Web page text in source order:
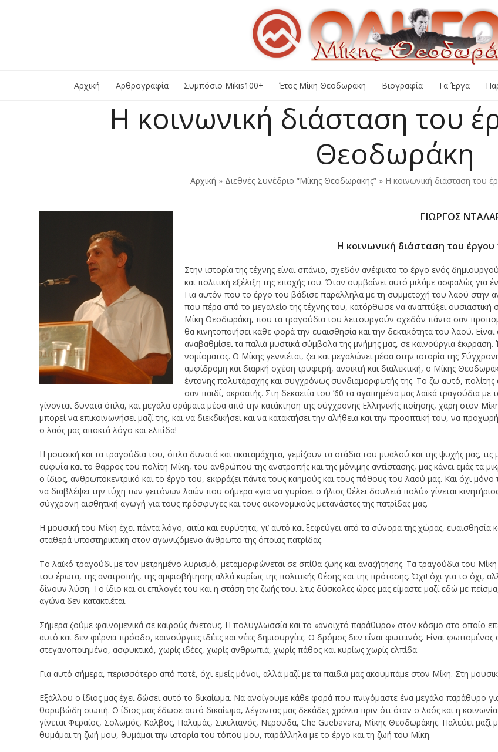
Αρχική Αρθρογραφία Συμπόσιο Mikis100+ Έτος Μίκη Θεοδωράκη Βιογραφία Τα Έργα
Η κοινωνική διάσταση του
Θεοδωράκη
Αρχική » Διεθνές Συνέδριο “Μίκης Θεοδωράκης” » Η κοινωνική διάσταση του
ΓΙΩΡΓΟΣ
Η κοινωνική διάσταση του
Στην ιστορία της τέχνης είναι σπάνιο, σχεδόν ανέφικτο το έργο ενός
και πολιτική εξέλιξη της εποχής του. Όταν συμβαίνει αυτό μιλάμε ασφαλώς για
Για αυτόν που το έργο του βάδισε παράλληλα με τη συμμετοχή του λαού στην
που πέρα από το μεγαλείο της τέχνης του, κατόρθωσε να αναπτύξει
Μίκη Θεοδωράκη, που τα τραγούδια του λειτουργούν σχεδόν πάντα σαν
θα κινητοποιήσει κάθε φορά την ευαισθησία και την δεκτικότητα του λαού.
αναβαθμίσει τα παλιά μυστικά σύμβολα της μνήμης μας, σε καινούργια
νομίσματος. Ο Μίκης γεννιέται, ζει και μεγαλώνει μέσα στην ιστορία της
αμφίδρομη και διαρκή σχέση τρυφερή, ανοικτή και διαλεκτική, ο Μίκης
έντονης πολυτάραχης και συγχρόνως συνδιαμορφωτής της. Το ζω αυτό,
σαν παιδί, ακροατής. Στη δεκαετία του ’60 τα αγαπημένα μας λαϊκά τραγούδια με
γίνονται δυνατά όπλα, και μεγάλα οράματα μέσα από την κατάκτηση της σύγχρονης Ελληνικής ποίησης, χάρη στον
μπορεί να επικοινωνήσει μαζί της, και να διεκδικήσει και να κατακτήσει την αλήθεια και την προοπτική του, να
ο λαός μας αποκτά λόγο και ελπίδα!
Η μουσική και τα τραγούδια του, όπλα δυνατά και ακαταμάχητα, γεμίζουν τα στάδια του μυαλού και της ψυχής μας,
ευφυΐα και το θάρρος του πολίτη Μίκη, του ανθρώπου της ανατροπής και της μόνιμης αντίστασης, μας κάνει εμάς τα
ο ίδιος, ανθρωποκεντρικό και το έργο του, εκφράζει πάντα τους καημούς και τους πόθους του λαού μας. Και όχι
να διαβλέψει την τύχη των γειτόνων λαών που σήμερα «για να γυρίσει ο ήλιος θέλει δουλειά πολύ» γίνεται
σύγχρονη αισθητική αγωγή για τους πρόσφυγες και τους οικονομικούς μετανάστες της πατρίδας μας.
Η μουσική του Μίκη έχει πάντα λόγο, αιτία και ευρύτητα, γι’ αυτό και ξεφεύγει από τα σύνορα της χώρας,
σταθερά υποστηρικτική στον αγωνιζόμενο άνθρωπο της όποιας πατρίδας.
Το λαϊκό τραγούδι με τον μετρημένο λυρισμό, μεταμορφώνεται σε σπίθα ζωής και αναζήτησης. Τα τραγούδια του Μίκη
του έρωτα, της ανατροπής, της αμφισβήτησης αλλά κυρίως της πολιτικής θέσης και της πρότασης. Όχι! όχι για το όχι,
δίνουν λύση. Το ίδιο και οι επιλογές του και η στάση της ζωής του. Στις δύσκολες ώρες μας είμαστε μαζί εδώ με
αγώνα δεν κατακτιέται.
Σήμερα ζούμε φαινομενικά σε καιρούς άνετους. Η πολυγλωσσία και το «ανοιχτό παράθυρο» στον κόσμο στο οποίο
αυτό και δεν φέρνει πρόοδο, καινούργιες ιδέες και νέες δημιουργίες. Ο δρόμος δεν είναι φωτεινός. Είναι
στεγανοποιημένο, ασφυκτικό, χωρίς ιδέες, χωρίς ανθρωπιά, χωρίς πάθος και κυρίως χωρίς ελπίδα.
Για αυτό σήμερα, περισσότερο από ποτέ, όχι εμείς μόνοι, αλλά μαζί με τα παιδιά μας ακουμπάμε στον Μίκη. Στη
Εξάλλου ο ίδιος μας έχει δώσει αυτό το δικαίωμα. Να ανοίγουμε κάθε φορά που πνιγόμαστε ένα μεγάλο παράθυρο
θορυβώδη σιωπή. Ο ίδιος μας έδωσε αυτό δικαίωμα, λέγοντας μας δεκάδες χρόνια πριν ότι όταν ο λαός και η
γίνεται Φεραίος, Σολωμός, Κάλβος, Παλαμάς, Σικελιανός, Νερούδα, Che Guebavara, Μίκης Θεοδωράκης. Παλεύει
θυμάμαι τη ζωή μου, θυμάμαι την ιστορία του τόπου μου, παράλληλα με το έργο και τη ζωή του Μίκη.